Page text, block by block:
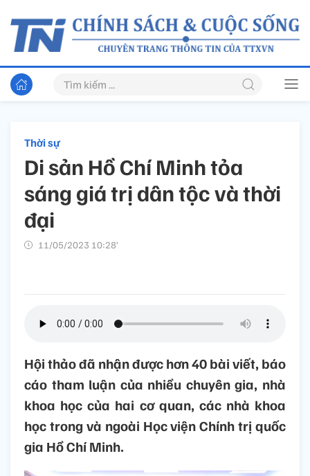
Thời sự
Di sản Hồ Chí Minh tỏa
sáng giá trị dân tộc và thời
đại
11/05/2023 10:28’
Hội thảo đã nhận được hơn 40 bài viết, báo
cáo tham luận của nhiều chuyên gia, nhà
khoa học của hai cơ quan, các nhà khoa
học trong và ngoài Học viện Chính trị quốc
gia Hồ Chí Minh.